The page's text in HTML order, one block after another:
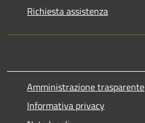
Richiesta assistenza
Amministrazione trasparente
Informativa privacy